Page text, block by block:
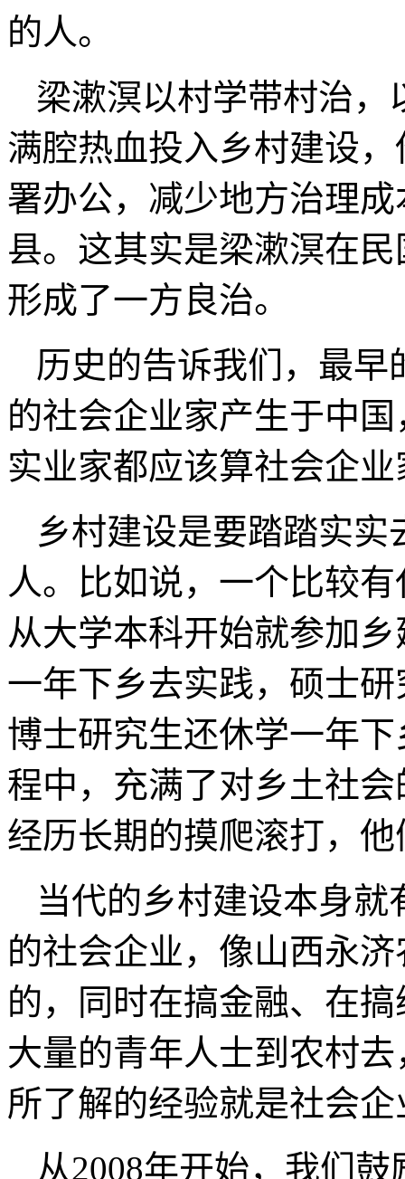
的人。
梁漱溟以村学带村治
满腔热血投入乡村建设
署办公，减少地方治理
县。这其实是梁漱溟在
形成了一方良治。
历史的告诉我们，最
的社会企业家产生于中
实业家都应该算社会企
乡村建设是要踏踏实
人。比如说，一个比较
从大学本科开始就参加
一年下乡去实践，硕士
博士研究生还休学一年
程中，充满了对乡土社
经历长期的摸爬滚打，
当代的乡村建设本身
的社会企业，像山西永
的，同时在搞金融、在
大量的青年人士到农村
所了解的经验就是社会
从2008年开始，我们